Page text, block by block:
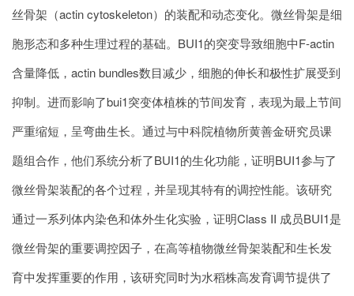
丝骨架（actin cytoskeleton）的装配和动态变化。微丝骨架是细
胞形态和多种生理过程的基础。BUI1的突变导致细胞中F-actin
含量降低，actin bundles数目减少，细胞的伸长和极性扩展受到
抑制。进而影响了bui1突变体植株的节间发育，表现为最上节间
严重缩短，呈弯曲生长。通过与中科院植物所黄善金研究员课
题组合作，他们系统分析了BUI1的生化功能，证明BUI1参与了
微丝骨架装配的各个过程，并呈现其特有的调控性能。该研究
通过一系列体内染色和体外生化实验，证明Class II 成员BUI1是
微丝骨架的重要调控因子，在高等植物微丝骨架装配和生长发
育中发挥重要的作用，该研究同时为水稻株高发育调节提供了